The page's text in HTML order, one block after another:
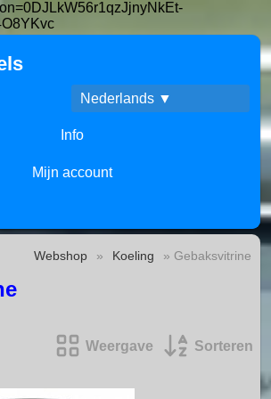
Nederlands ▼
Info
Mijn account
Webshop » Koeling » Gebaksvitrine
Weergave Sorteren